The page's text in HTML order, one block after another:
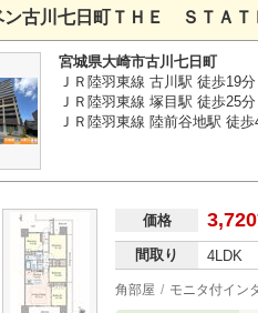
ン古川七日町ＴＨＥ ＳＴＡＴ
宮城県大崎市古川七日町
ＪＲ陸羽東線 古川駅 徒歩19分
ＪＲ陸羽東線 塚目駅 徒歩25分
ＪＲ陸羽東線 陸前谷地駅 徒
価格 3,720
間取り 4LDK
角部屋 モニタ付イン